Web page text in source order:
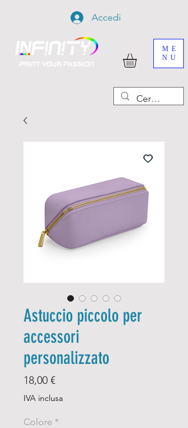
ME
NU
Accedi
Astuccio piccolo per
accessori
personalizzato
18,00 €Prezzo
IVA inclusa
Colore *